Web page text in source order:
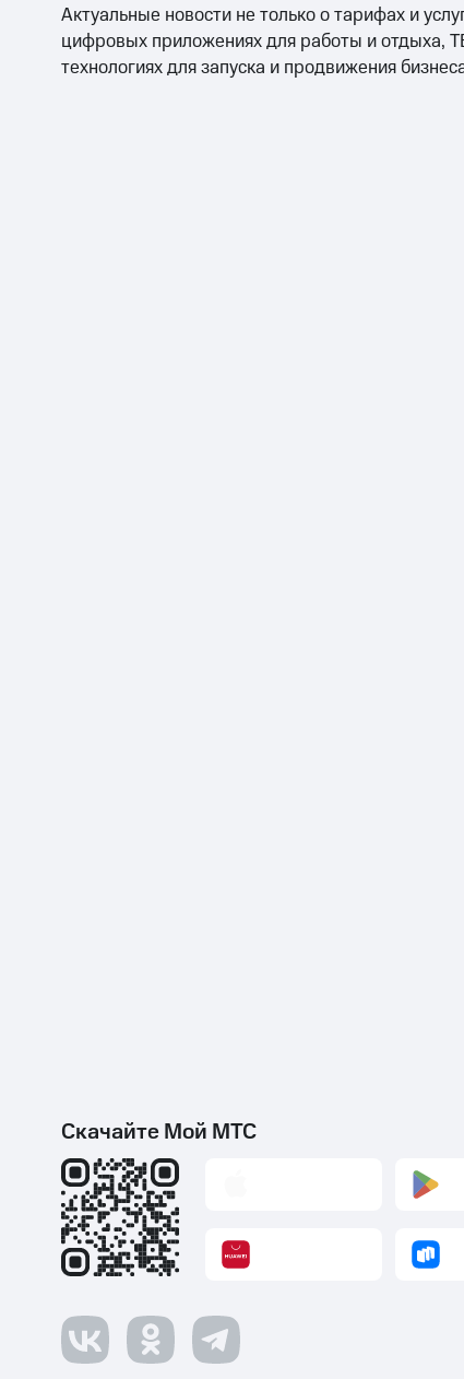
Актуальные новости не только о тарифах и
цифровых приложениях для работы и отдыха,
технологиях для запуска и продвижения
Скачайте Мой МТС